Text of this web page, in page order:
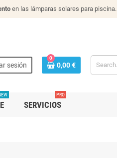
en las lámparas solares para piscina.
sesión
0
0,00 €
SERVICIOS
PRO